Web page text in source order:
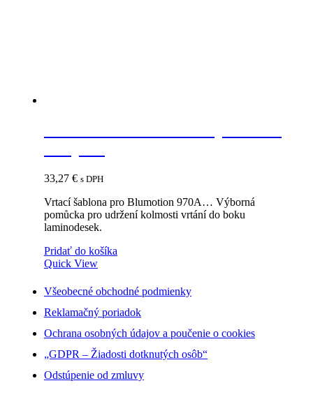
33,27 € s DPH
Vrtací šablona pro Blumotion 970A… Výborná
pomůcka pro udržení kolmosti vrtání do boku
laminodesek.
Pridať do košíka
Quick View
Všeobecné obchodné podmienky
Reklamačný poriadok
Ochrana osobných údajov a poučenie o cookies
„GDPR – Žiadosti dotknutých osôb“
Odstúpenie od zmluvy